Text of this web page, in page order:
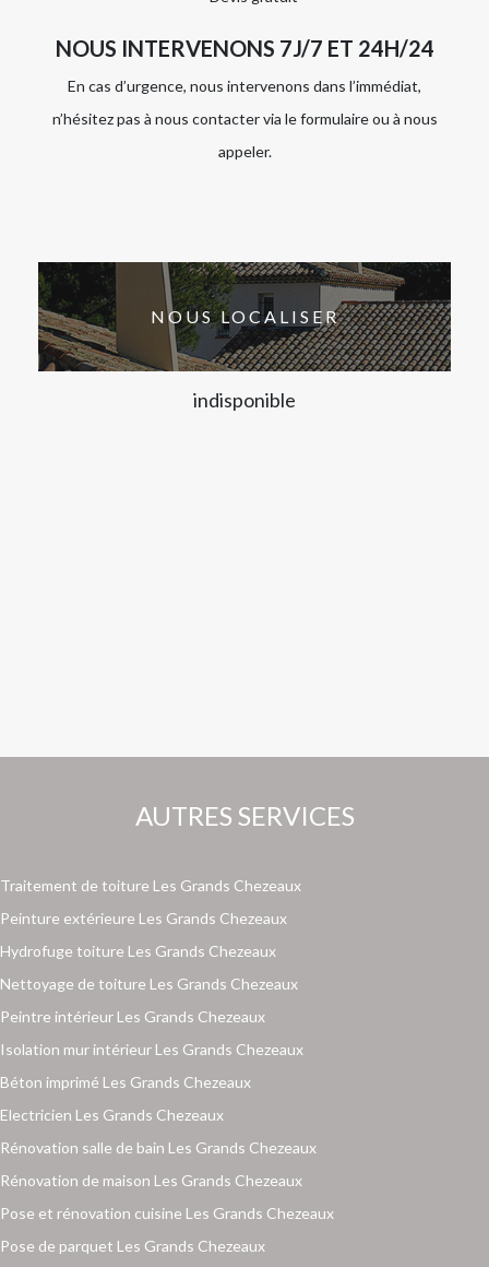
NOUS INTERVENONS 7J/7 ET 24H/24
En cas d’urgence, nous intervenons dans l’immédiat,
n’hésitez pas à nous contacter via le formulaire ou à nous
appeler.
NOUS LOCALISER
indisponible
AUTRES SERVICES
Traitement de toiture Les Grands Chezeaux
Peinture extérieure Les Grands Chezeaux
Hydrofuge toiture Les Grands Chezeaux
Nettoyage de toiture Les Grands Chezeaux
Peintre intérieur Les Grands Chezeaux
Isolation mur intérieur Les Grands Chezeaux
Béton imprimé Les Grands Chezeaux
Electricien Les Grands Chezeaux
Rénovation salle de bain Les Grands Chezeaux
Rénovation de maison Les Grands Chezeaux
Pose et rénovation cuisine Les Grands Chezeaux
Pose de parquet Les Grands Chezeaux